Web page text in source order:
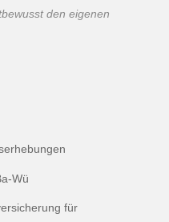
den eigenen
Wü
für